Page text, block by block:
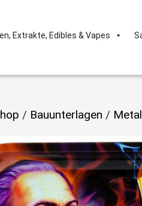
Extrakte, Edibles & Vapes
/ Bauunterlagen /